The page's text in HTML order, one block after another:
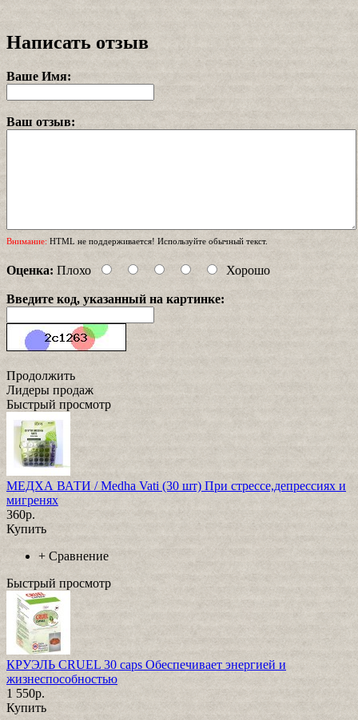
Написать отзыв
Ваше Имя:
Ваш отзыв:
Внимание: HTML не поддерживается! Используйте обычный текст.
Оценка: Плохо Хорошо
Введите код, указанный на картинке:
Продолжить
Лидеры продаж
Быстрый просмотр
МЕДХА ВАТИ / Medha Vati (30 шт) При стрессе,депрессиях и
мигренях
360р.
Купить
+ Сравнение
Быстрый просмотр
КРУЭЛЬ CRUEL 30 caps Обеспечивает энергией и
жизнеспособностью
1 550р.
Купить